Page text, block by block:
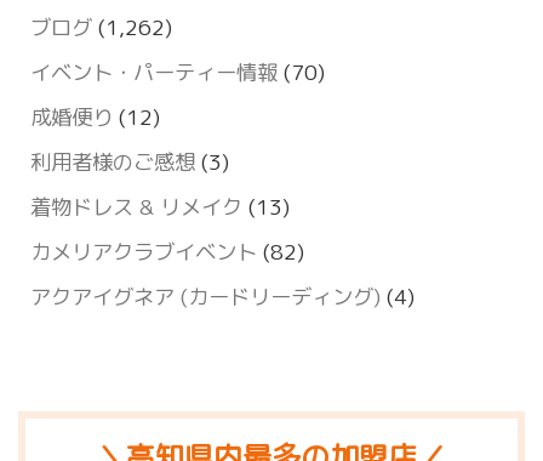
ブログ (1,262)
イベント・パーティー情報 (70)
成婚便り (12)
利用者様のご感想 (3)
着物ドレス & リメイク (13)
カメリアクラブイベント (82)
アクアイグネア (カードリーディング) (4)